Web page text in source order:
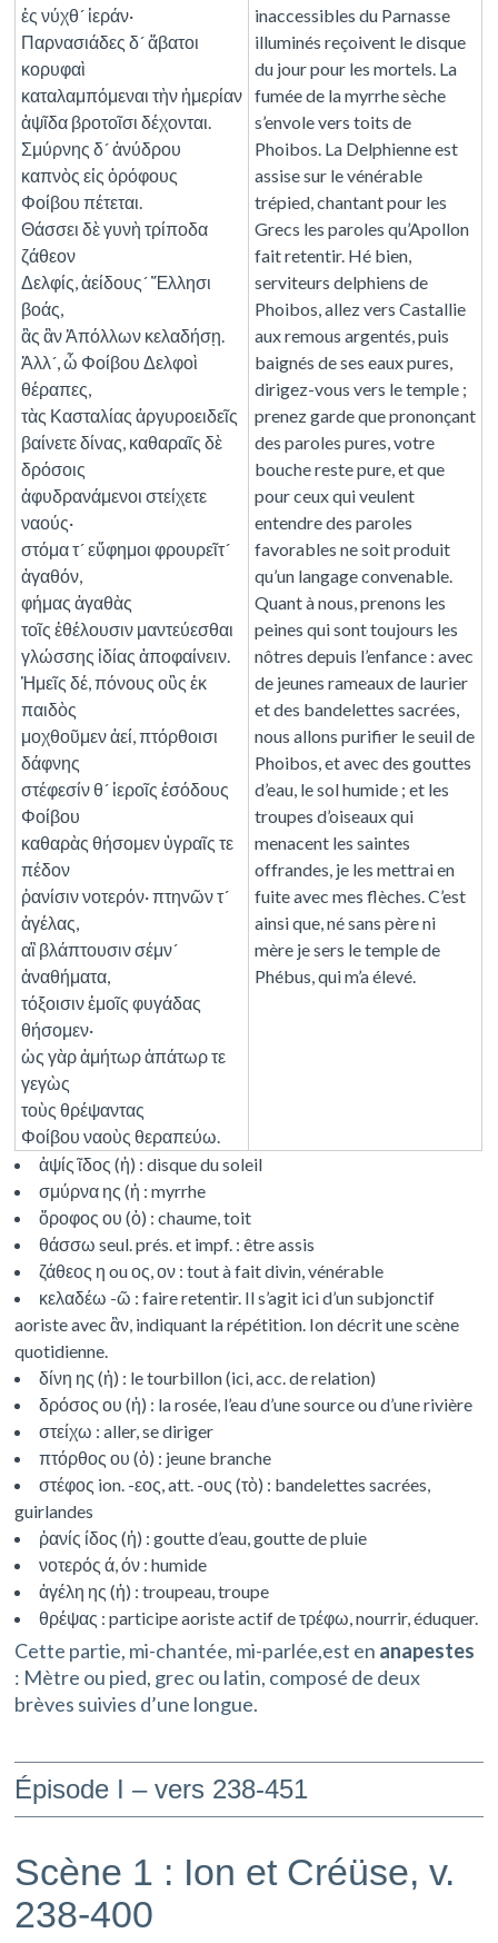
ἐς νύχθ´ ἱεράν·
Παρνασιάδες δ´ ἄβατοι
κορυφαὶ
καταλαμπόμεναι τὴν ἡμερίαν
ἁψῖδα βροτοῖσι δέχονται.
Σμύρνης δ´ ἀνύδρου
καπνὸς εἰς ὀρόφους
Φοίβου πέτεται.
Θάσσει δὲ γυνὴ τρίποδα
ζάθεον
Δελφίς, ἀείδους´ Ἕλλησι
βοάς,
ἃς ἂν Ἀπόλλων κελαδήσῃ.
Ἀλλ´, ὦ Φοίβου Δελφοὶ
θέραπες,
τὰς Κασταλίας ἀργυροειδεῖς
βαίνετε δίνας, καθαραῖς δὲ
δρόσοις
ἀφυδρανάμενοι στείχετε
ναούς·
στόμα τ´ εὔφημοι φρουρεῖτ´
ἀγαθόν,
φήμας ἀγαθὰς
τοῖς ἐθέλουσιν μαντεύεσθαι
γλώσσης ἰδίας ἀποφαίνειν.
Ἡμεῖς δέ, πόνους οὓς ἐκ
παιδὸς
μοχθοῦμεν ἀεί, πτόρθοισι
δάφνης
στέφεσίν θ´ ἱεροῖς ἐσόδους
Φοίβου
καθαρὰς θήσομεν ὑγραῖς τε
πέδον
ῥανίσιν νοτερόν· πτηνῶν τ´
ἀγέλας,
αἳ βλάπτουσιν σέμν´
ἀναθήματα,
τόξοισιν ἐμοῖς φυγάδας
θήσομεν·
ὡς γὰρ ἀμήτωρ ἀπάτωρ τε
γεγὼς
τοὺς θρέψαντας
Φοίβου ναοὺς θεραπεύω.
inaccessibles du Parnasse
illuminés reçoivent le disque
du jour pour les mortels. La
fumée de la myrrhe sèche
s’envole vers toits de
Phoibos. La Delphienne est
assise sur le vénérable
trépied, chantant pour les
Grecs les paroles qu’Apollon
fait retentir. Hé bien,
serviteurs delphiens de
Phoibos, allez vers Castallie
aux remous argentés, puis
baignés de ses eaux pures,
dirigez-vous vers le temple ;
prenez garde que prononçant
des paroles pures, votre
bouche reste pure, et que
pour ceux qui veulent
entendre des paroles
favorables ne soit produit
qu’un langage convenable.
Quant à nous, prenons les
peines qui sont toujours les
nôtres depuis l’enfance : avec
de jeunes rameaux de laurier
et des bandelettes sacrées,
nous allons purifier le seuil de
Phoibos, et avec des gouttes
d’eau, le sol humide ; et les
troupes d’oiseaux qui
menacent les saintes
offrandes, je les mettrai en
fuite avec mes flèches. C’est
ainsi que, né sans père ni
mère je sers le temple de
Phébus, qui m’a élevé.
ἁψίς ῖδος (ἡ) : disque du soleil
σμύρνα ης (ἡ : myrrhe
ὄροφος ου (ὁ) : chaume, toit
θάσσω seul. prés. et impf. : être assis
ζάθεος η ou ος, ον : tout à fait divin, vénérable
κελαδέω -ῶ : faire retentir. Il s’agit ici d’un subjonctif
aoriste avec ἂν, indiquant la répétition. Ion décrit une scène
quotidienne.
δίνη ης (ἡ) : le tourbillon (ici, acc. de relation)
δρόσος ου (ἡ) : la rosée, l’eau d’une source ou d’une rivière
στείχω : aller, se diriger
πτόρθος ου (ὁ) : jeune branche
στέφος ion. -εος, att. -ους (τὸ) : bandelettes sacrées,
guirlandes
ῥανίς ίδος (ἡ) : goutte d’eau, goutte de pluie
νοτερός ά, όν : humide
ἀγέλη ης (ἡ) : troupeau, troupe
θρέψας : participe aoriste actif de τρέφω, nourrir, éduquer.
Cette partie, mi-chantée, mi-parlée,est en anapestes
: Mètre ou pied, grec ou latin, composé de deux
brèves suivies d’une longue.
Épisode I – vers 238-451
Scène 1 : Ion et Créüse, v.
238-400